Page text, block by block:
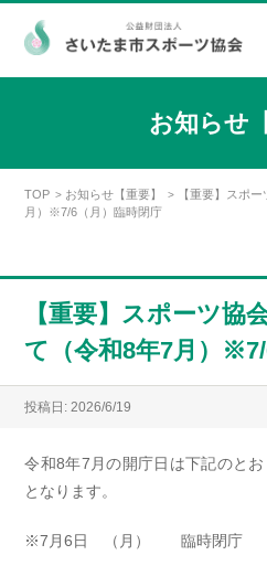
お知らせ
TOP > お知らせ【重要】 >
【重要】スポ
月）※7/6（月）臨時閉庁
【重要】スポーツ協
て（令和8年7月）
投稿日: 2026/6/19
令和8年7月の開庁日は下記のと
となります。
※7月6日 （月） 臨時閉庁